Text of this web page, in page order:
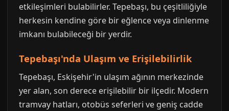
etkileşimleri bulabilirler. Tepebaşı, bu çeşitliliğiyle
herkesin kendine göre bir eğlence veya dinlenme
imkanı bulabileceği bir yerdir.
Tepebaşı'nda Ulaşım ve Erişilebilirlik
Tepebaşı, Eskişehir'in ulaşım ağının merkezinde
yer alan, son derece erişilebilir bir ilçedir. Modern
tramvay hatları, otobüs seferleri ve geniş cadde